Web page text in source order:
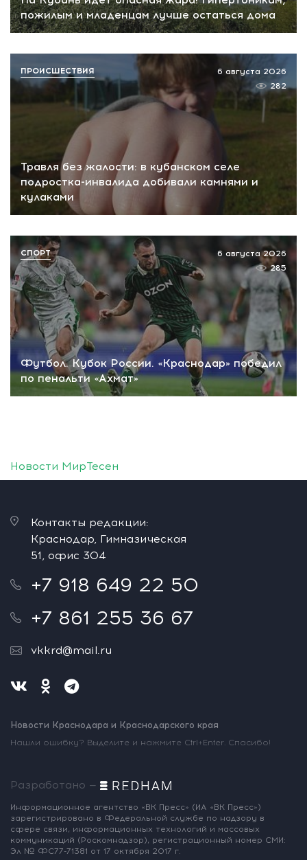
пожилым и младенцам лучше остаться дома
Травля без жалости: в кубанском селе
подростка-инвалида добивали камнями и
кулаками
6 августа 2026
282
ПРОИСШЕСТВИЯ
Футбол. Кубок России. «Краснодар» победил
по пенальти «Ахмат»
6 августа 2026
285
СПОРТ
Новости МирТесен
Контакты редакции:
Краснодар, Гимназическая
51, офис 304
+7 918 649 22 50
+7 861 255 36 67
vkkrd@mail.ru
Новости Краснодара и Краснодарского края
Нашли ошибку? Выделите и нажмите Ctrl+Enter. Спасибо!
Разработано —
Информационное агентство «ВК Пресс» (ИА «ВК Пресс»)
зарегистрировано в Федеральной службе по надзору в
сфере связи, информационных технологий и массовых
коммуникаций (Роскомнадзор), регистрационный номер СМИ:
Эл № ФС77-71381 от 17 октября 2017 г.